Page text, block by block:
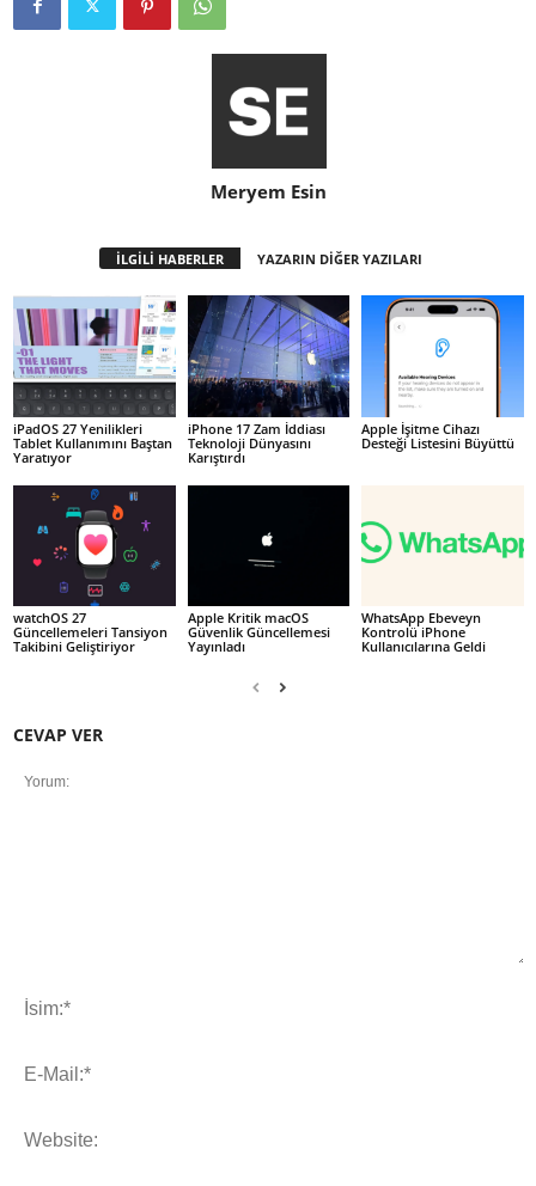
Meryem Esin
İLGİLİ HABERLER YAZARIN DİĞER YAZILARI
iPadOS 27 Yenilikleri
Tablet Kullanımını Baştan
Yaratıyor
iPhone 17 Zam İddiası
Teknoloji Dünyasını
Karıştırdı
Apple İşitme Cihazı
Desteği Listesini Büyüttü
watchOS 27
Güncellemeleri Tansiyon
Takibini Geliştiriyor
Apple Kritik macOS
Güvenlik Güncellemesi
Yayınladı
WhatsApp Ebeveyn
Kontrolü iPhone
Kullanıcılarına Geldi
CEVAP VER